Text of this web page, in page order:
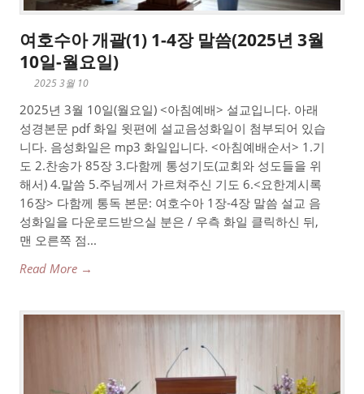
여호수아 개괄(1) 1-4장 말씀(2025년 3월
10일-월요일)
2025 3월 10
2025년 3월 10일(월요일) <아침예배> 설교입니다. 아래
성경본문 pdf 화일 윗편에 설교음성화일이 첨부되어 있습
니다. 음성화일은 mp3 화일입니다. <아침예배순서> 1.기
도 2.찬송가 85장 3.다함께 통성기도(교회와 성도들을 위
해서) 4.말씀 5.주님께서 가르쳐주신 기도 6.<요한계시록
16장> 다함께 통독 본문: 여호수아 1장-4장 말씀 설교 음
성화일을 다운로드받으실 분은 / 우측 화일 클릭하신 뒤,
맨 오른쪽 점...
Read More →